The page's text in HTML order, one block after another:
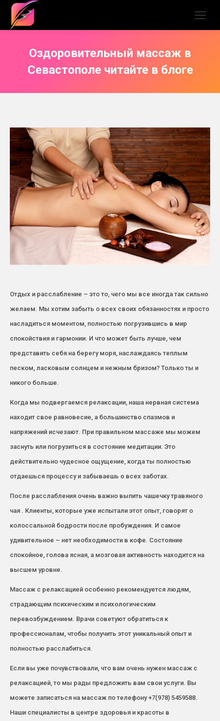
Оздоровительный массаж в
Севастополе читайте в блоге
Отдых и расслабление – это то, чего мы все иногда так сильно
желаем. Мы хотим забыть о всех своих обязанностях и просто
насладиться моментом, полностью погрузившись в мир
спокойствия и гармонии. И что может быть лучше, чем
представить себя на берегу моря, наслаждаясь теплым
песком, ласковым солнцем и нежным бризом? Только ты и
никого больше.
Когда мы подвергаемся релаксации, наша нервная система
находит свое равновесие, а большинство спазмов и
напряжений исчезают. При правильном массаже мы можем
заснуть или погрузиться в состояние медитации. Это
действительно чудесное ощущение, когда ты полностью
отдаешься процессу и забываешь о всех заботах.
После расслабления очень важно выпить чашечку травяного
чая . Клиенты, которые уже испытали этот опыт, говорят о
колоссальной бодрости после пробуждения. И самое
удивительное – нет необходимости в кофе. Состояние
спокойное, голова ясная, а мозговая активность находится на
высшем уровне.
Массаж с релаксацией особенно рекомендуется людям,
страдающим психическим и психологическим
перевозбуждением. Врачи советуют обратиться к
профессионалам, чтобы получить этот уникальный опыт и
полностью расслабиться.
Если вы уже почувствовали, что вам очень нужен массаж с
релаксацией, то мы рады предложить вам свои услуги. Вы
можете записаться на массаж по телефону +7(978) 5459588.
Наши специалисты в центре здоровья и красоты в